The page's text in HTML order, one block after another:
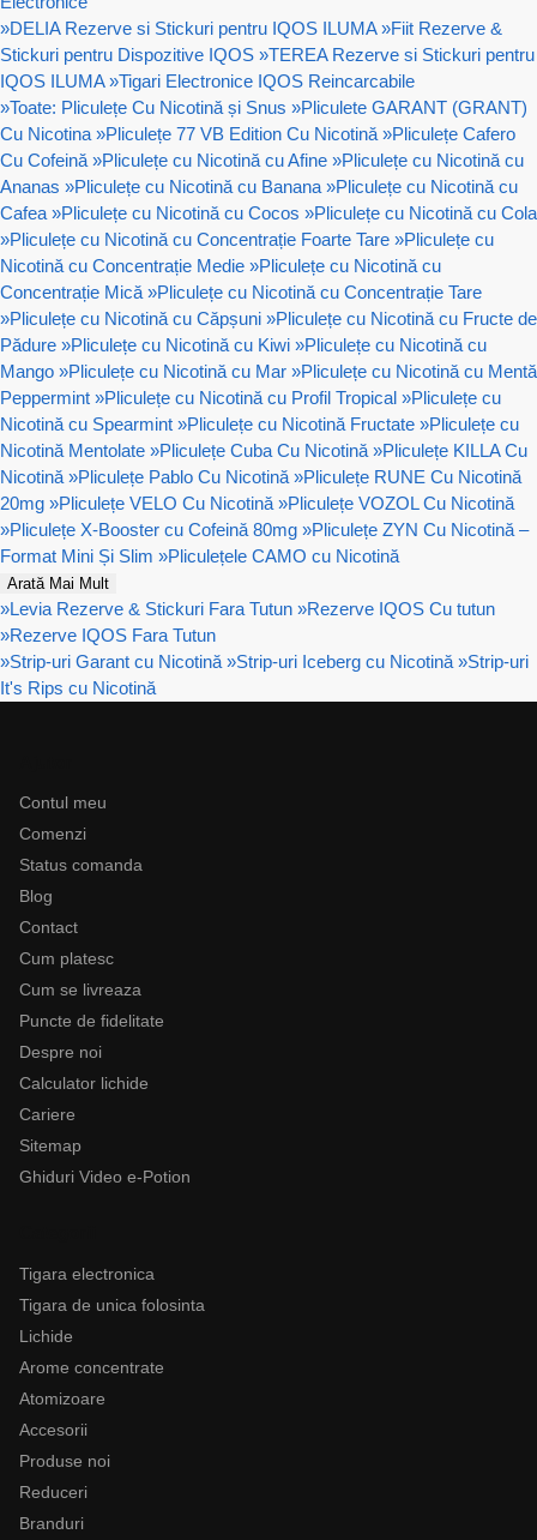
»DELIA Rezerve si Stickuri pentru IQOS ILUMA »Fiit Rezerve &
Stickuri pentru Dispozitive IQOS »TEREA Rezerve si Stickuri pentru
IQOS ILUMA »Tigari Electronice IQOS Reincarcabile
»Toate: Pliculețe Cu Nicotină și Snus »Pliculete GARANT (GRANT)
Cu Nicotina »Pliculețe 77 VB Edition Cu Nicotină »Pliculețe Cafero
Cu Cofeină »Pliculețe cu Nicotină cu Afine »Pliculețe cu Nicotină cu
Ananas »Pliculețe cu Nicotină cu Banana »Pliculețe cu Nicotină cu
Cafea »Pliculețe cu Nicotină cu Cocos »Pliculețe cu Nicotină cu Cola
»Pliculețe cu Nicotină cu Concentrație Foarte Tare »Pliculețe cu
Nicotină cu Concentrație Medie »Pliculețe cu Nicotină cu
Concentrație Mică »Pliculețe cu Nicotină cu Concentrație Tare
»Pliculețe cu Nicotină cu Căpșuni »Pliculețe cu Nicotină cu Fructe de
Pădure »Pliculețe cu Nicotină cu Kiwi »Pliculețe cu Nicotină cu
Mango »Pliculețe cu Nicotină cu Mar »Pliculețe cu Nicotină cu Mentă
Peppermint »Pliculețe cu Nicotină cu Profil Tropical »Pliculețe cu
Nicotină cu Spearmint »Pliculețe cu Nicotină Fructate »Pliculețe cu
Nicotină Mentolate »Pliculețe Cuba Cu Nicotină »Pliculețe KILLA Cu
Nicotină »Pliculețe Pablo Cu Nicotină »Pliculețe RUNE Cu Nicotină
20mg »Pliculețe VELO Cu Nicotină »Pliculețe VOZOL Cu Nicotină
»Pliculețe X-Booster cu Cofeină 80mg »Pliculețe ZYN Cu Nicotină –
Format Mini Și Slim »Pliculețele CAMO cu Nicotină
Arată Mai Mult
»Levia Rezerve & Stickuri Fara Tutun »Rezerve IQOS Cu tutun
»Rezerve IQOS Fara Tutun
»Strip-uri Garant cu Nicotină »Strip-uri Iceberg cu Nicotină »Strip-uri
It's Rips cu Nicotină
Contul meu
Comenzi
Status comanda
Blog
Contact
Cum platesc
Cum se livreaza
Puncte de fidelitate
Despre noi
Calculator lichide
Cariere
Sitemap
Ghiduri Video e-Potion
Tigara electronica
Tigara de unica folosinta
Lichide
Arome concentrate
Atomizoare
Accesorii
Produse noi
Reduceri
Branduri